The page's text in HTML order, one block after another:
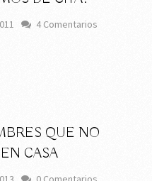
4 Comentarios
QUE NO
CASA